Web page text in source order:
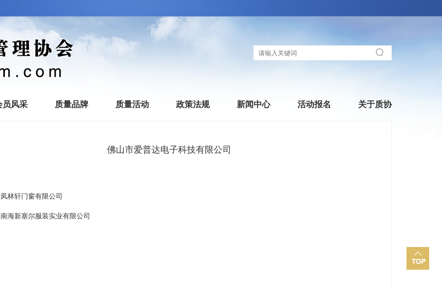
员风采 质量品牌 质量活动 政策法规 新闻中心 活动报名 关于质协
佛山市爱普达电子科技有限公司
林轩门窗有限公司
海新塞尔服装实业有限公司